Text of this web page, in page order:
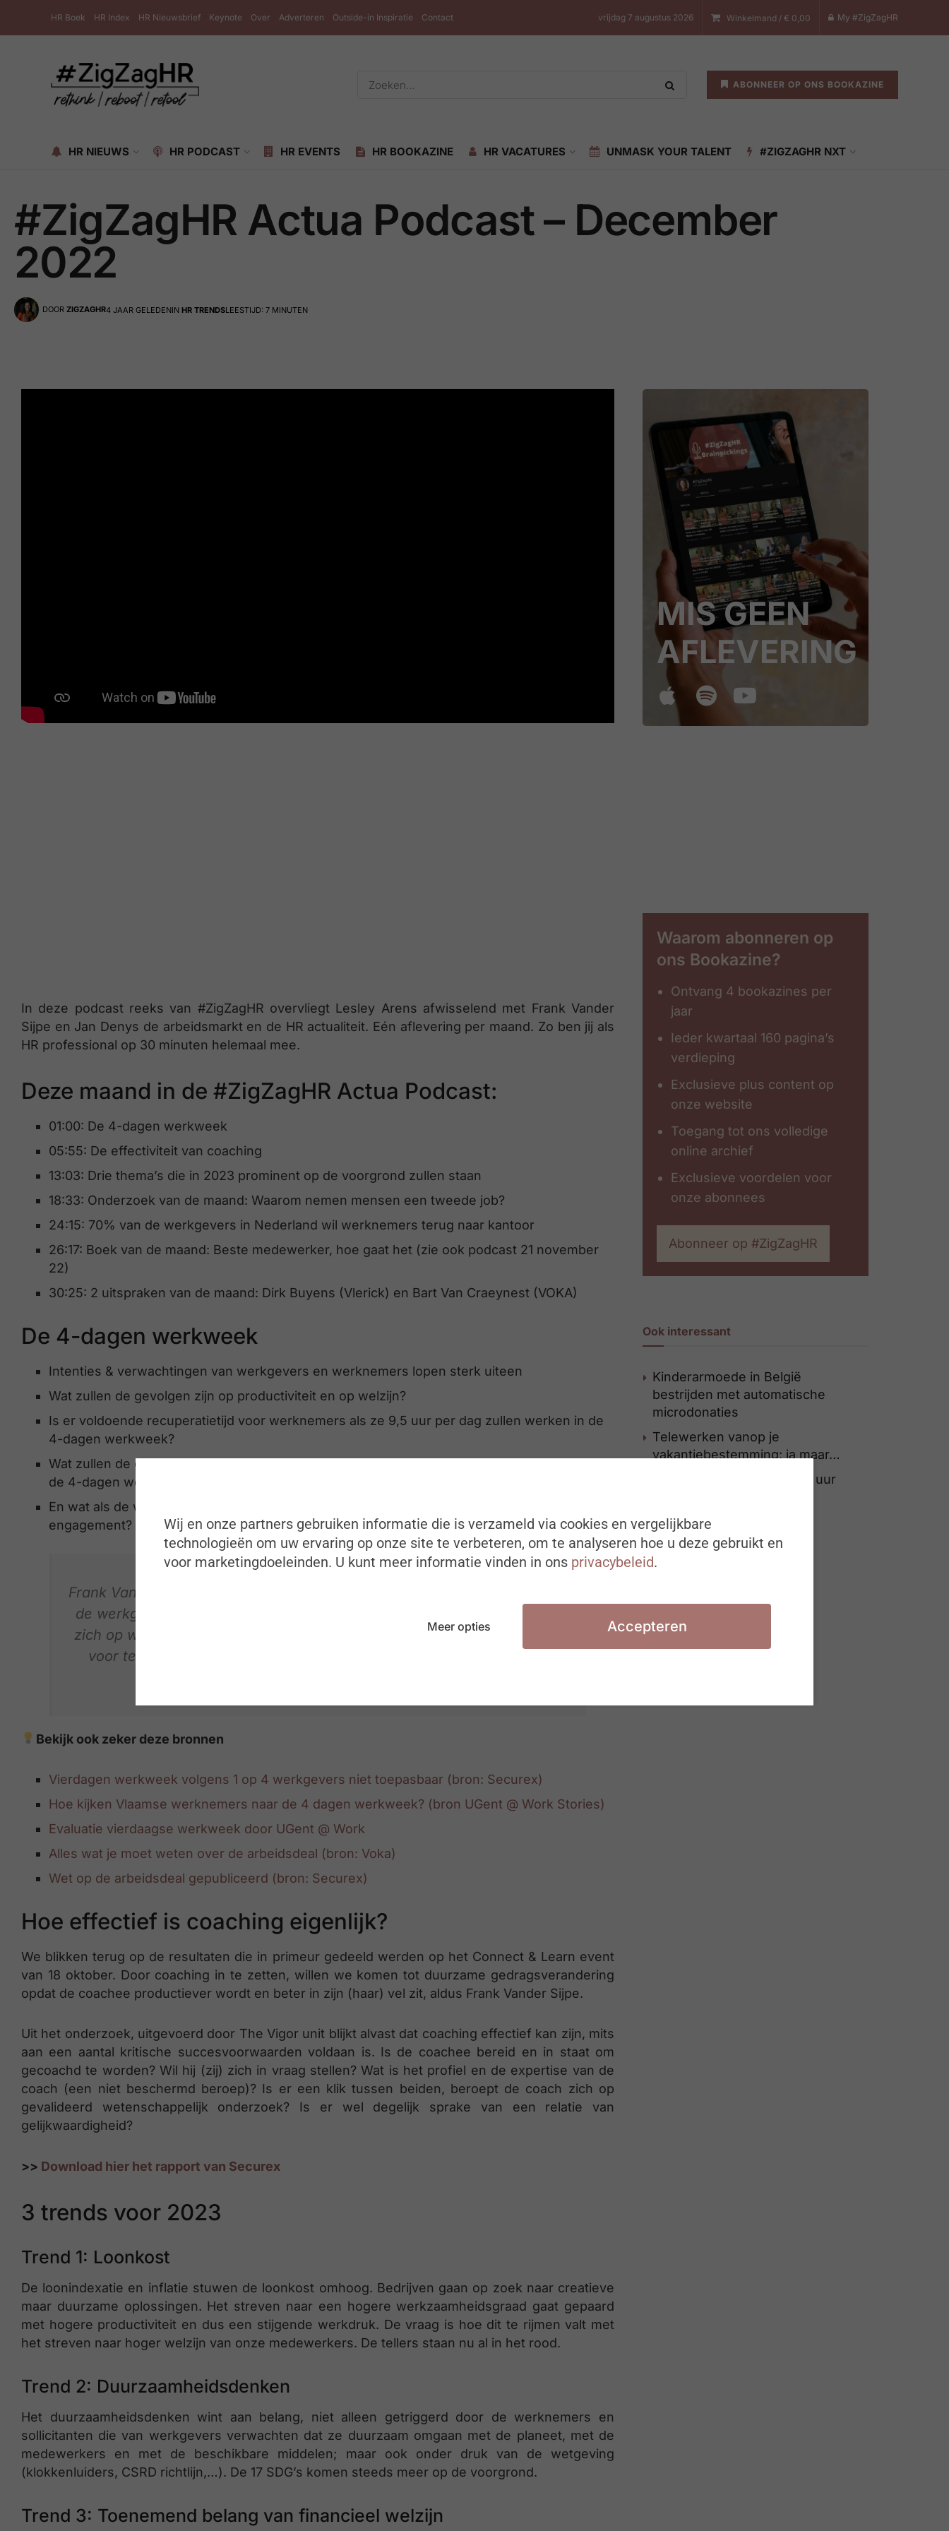
HR Boek HR Index HR Nieuwsbrief Keynote Over Adverteren Outside-in Inspiratie Contact vrijdag 7 augustus 2026 Winkelmand / € 0,00 My #ZigZagHR
ABONNEER OP ONS BOOKAZINE
HR NIEUWS HR PODCAST HR EVENTS HR BOOKAZINE HR VACATURES UNMASK YOUR TALENT #ZIGZAGHR NXT
#ZigZagHR Actua Podcast – December
2022
DOOR ZIGZAGHR4 JAAR GELEDENIN HR TRENDSLEESTIJD: 7 MINUTEN
In deze podcast reeks van #ZigZagHR overvliegt Lesley Arens afwisselend met Frank Vander
Sijpe en Jan Denys de arbeidsmarkt en de HR actualiteit. Eén aflevering per maand. Zo ben jij als
HR professional op 30 minuten helemaal mee.
Deze maand in de #ZigZagHR Actua Podcast:
01:00: De 4-dagen werkweek
05:55: De effectiviteit van coaching
13:03: Drie thema’s die in 2023 prominent op de voorgrond zullen staan
18:33: Onderzoek van de maand: Waarom nemen mensen een tweede job?
24:15: 70% van de werkgevers in Nederland wil werknemers terug naar kantoor
26:17: Boek van de maand: Beste medewerker, hoe gaat het (zie ook podcast 21 november
22)
30:25: 2 uitspraken van de maand: Dirk Buyens (Vlerick) en Bart Van Craeynest (VOKA)
De 4-dagen werkweek
Intenties & verwachtingen van werkgevers en werknemers lopen sterk uiteen
Wat zullen de gevolgen zijn op productiviteit en op welzijn?
Is er voldoende recuperatietijd voor werknemers als ze 9,5 uur per dag zullen werken in de
4-dagen werkweek?
Wat zullen de gevolgen zijn op het team, zeker als niet iedereen van het team overstapt naar
de 4-dagen werkweek?
En wat als de werkgever weigert? Wat is de impact van een gemotiveerde weigering op het
engagement? Wordt dit een reden om van werkgever te veranderen?
Frank Vander Sijpe: “Dit is alweer een extra maatregel die erbij komt voor
de werkgever, bovenop de vele uitdagingen die er al zijn. De vraag stelt
zich op welke studies de overheid zich baseert om deze maatregel naar
voor te schuiven als dé oplossing om meer mensen aan het werk te
Bekijk ook zeker deze bronnen
Vierdagen werkweek volgens 1 op 4 werkgevers niet toepasbaar (bron: Securex)
Hoe kijken Vlaamse werknemers naar de 4 dagen werkweek? (bron UGent @ Work Stories)
Evaluatie vierdaagse werkweek door UGent @ Work
Alles wat je moet weten over de arbeidsdeal (bron: Voka)
Wet op de arbeidsdeal gepubliceerd (bron: Securex)
Hoe effectief is coaching eigenlijk?
We blikken terug op de resultaten die in primeur gedeeld werden op het Connect & Learn event
van 18 oktober. Door coaching in te zetten, willen we komen tot duurzame gedragsverandering
opdat de coachee productiever wordt en beter in zijn (haar) vel zit, aldus Frank Vander Sijpe.
Uit het onderzoek, uitgevoerd door The Vigor unit blijkt alvast dat coaching effectief kan zijn, mits
aan een aantal kritische succesvoorwaarden voldaan is. Is de coachee bereid en in staat om
gecoachd te worden? Wil hij (zij) zich in vraag stellen? Wat is het profiel en de expertise van de
coach (een niet beschermd beroep)? Is er een klik tussen beiden, beroept de coach zich op
gevalideerd wetenschappelijk onderzoek? Is er wel degelijk sprake van een relatie van
gelijkwaardigheid?
>> Download hier het rapport van Securex
3 trends voor 2023
Trend 1: Loonkost
De loonindexatie en inflatie stuwen de loonkost omhoog. Bedrijven gaan op zoek naar creatieve
maar duurzame oplossingen. Het streven naar een hogere werkzaamheidsgraad gaat gepaard
met hogere productiviteit en dus een stijgende werkdruk. De vraag is hoe dit te rijmen valt met
het streven naar hoger welzijn van onze medewerkers. De tellers staan nu al in het rood.
Trend 2: Duurzaamheidsdenken
Het duurzaamheidsdenken wint aan belang, niet alleen getriggerd door de werknemers en
sollicitanten die van werkgevers verwachten dat ze duurzaam omgaan met de planeet, met de
medewerkers en met de beschikbare middelen; maar ook onder druk van de wetgeving
(klokkenluiders, CSRD richtlijn,…). De 17 SDG’s komen steeds meer op de voorgrond.
Trend 3: Toenemend belang van financieel welzijn
MIS GEEN
AFLEVERING
Waarom abonneren op
ons Bookazine?
Ontvang 4 bookazines per
jaar
Ieder kwartaal 160 pagina’s
verdieping
Exclusieve plus content op
onze website
Toegang tot ons volledige
online archief
Exclusieve voordelen voor
onze abonnees
Abonneer op #ZigZagHR
Ook interessant
Kinderarmoede in België
bestrijden met automatische
microdonaties
Telewerken vanop je
vakantiebestemming: ja maar…
Loonkost per gepresteerd uur
Wij en onze partners gebruiken informatie die is verzameld via cookies en vergelijkbare
technologieën om uw ervaring op onze site te verbeteren, om te analyseren hoe u deze gebruikt en
voor marketingdoeleinden. U kunt meer informatie vinden in ons privacybeleid.
Meer opties Accepteren